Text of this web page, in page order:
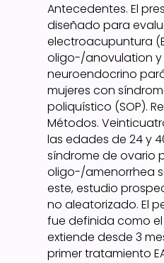
Antecedentes. El
diseñado para
electroacupuntura
oligo-/anovulation
neuroendocrino
mujeres con
poliquístico (SOP).
Métodos.
las edades de 24 y
síndrome de ovario
oligo-/amenorrhea
este, estudio
no aleatorizado. El
fue definida como
extiende desde 3
primer tratamiento